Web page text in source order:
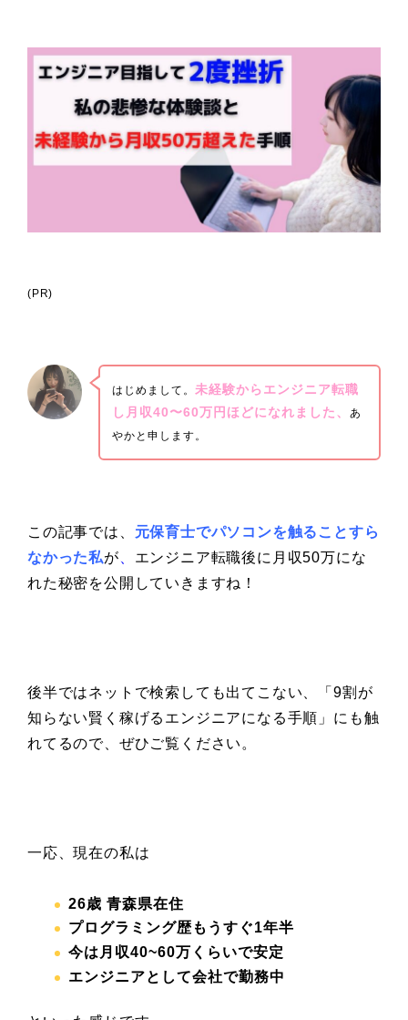
(PR)
はじめまして。 未経験からエンジニア転職
し月収40〜60万円ほどになれました、 あ
やかと申します。
この記事では、 元保育士でパソコンを触ることすら
なかった私が
エンジニア転職後に月収50万にな
れた秘密を公開していきますね！
後半ではネットで検索しても出てこない、「9割が
知らない賢く稼げるエンジニアになる手順」にも触
れてるので、ぜひご覧ください。
一応、現在の私は
26歳 青森県在住
プログラミング歴もうすぐ1年半
今は月収40~60万くらいで安定
エンジニアとして会社で勤務中